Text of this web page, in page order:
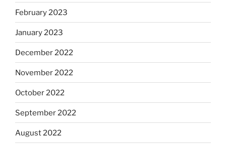
February 2023
January 2023
December 2022
November 2022
October 2022
September 2022
August 2022